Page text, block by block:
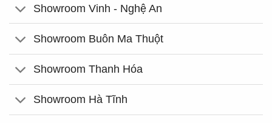
Showroom Vinh - Nghệ An
Showroom Buôn Ma Thuột
Showroom Thanh Hóa
Showroom Hà Tĩnh